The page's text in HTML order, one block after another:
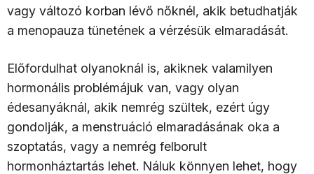
vagy változó korban lévő nőknél, akik betudhatják
a menopauza tünetének a vérzésük elmaradását.
Előfordulhat olyanoknál is, akiknek valamilyen
hormonális problémájuk van, vagy olyan
édesanyáknál, akik nemrég szültek, ezért úgy
gondolják, a menstruáció elmaradásának oka a
szoptatás, vagy a nemrég felborult
hormonháztartás lehet. Náluk könnyen lehet, hogy